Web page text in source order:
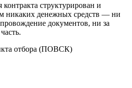
структурирован и
никаких денежных средств — ни
документов, ни за
отбора (ПОВСК)